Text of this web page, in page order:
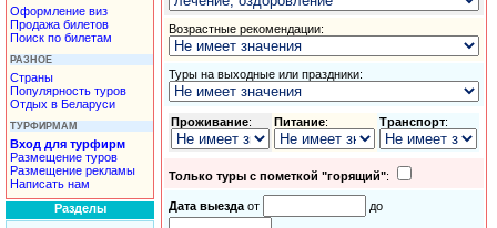
Оформление виз
Продажа билетов
Поиск по билетам
РАЗНОЕ
Страны
Популярность туров
Отдых в Беларуси
ТУРФИРМАМ
Вход для турфирм
Размещение туров
Размещение рекламы
Написать нам
Разделы
Возрастные рекомендации:
Туры на выходные или праздники:
Проживание: Питание: Транспорт:
Только туры с пометкой "горящий":
Дата выезда от до